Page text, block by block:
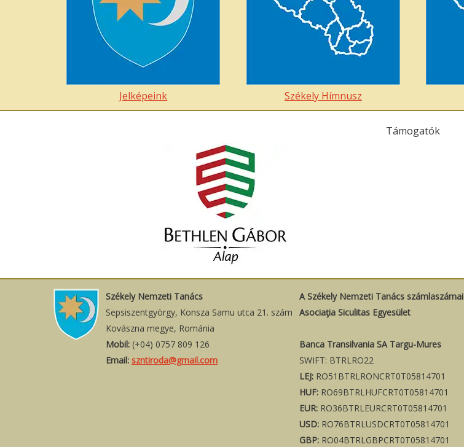
Jelképeink Székely Hímnusz
Támogatók
Székely Nemzeti Tanács
Sepsiszentgyörgy, Konsza Samu utca 21. szám
Kovászna megye, Románia
Mobil: (+04) 0757 809 126
Email: szntiroda@gmail.com
A Székely Nemzeti Tanács számlaszámai
Asociaţia Siculitas Egyesület
Banca Transilvania SA Targu-Mures
SWIFT: BTRLRO22
LEJ: RO51BTRLRONCRT0T05814701
HUF: RO69BTRLHUFCRT0T05814701
EUR: RO36BTRLEURCRT0T05814701
USD: RO76BTRLUSDCRT0T05814701
GBP: RO04BTRLGBPCRT0T05814701